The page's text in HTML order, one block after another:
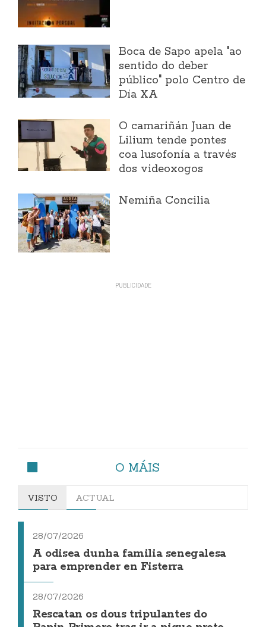
Boca de Sapo apela "ao
sentido do deber
público" polo Centro de
Día XA
O camariñán Juan de
Lilium tende pontes
coa lusofonía a través
dos videoxogos
Nemiña Concilia
O MÁIS
VISTO ACTUAL
28/07/2026
A odisea dunha familia senegalesa
para emprender en Fisterra
28/07/2026
Rescatan os dous tripulantes do